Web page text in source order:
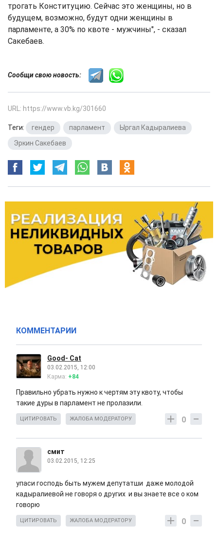
трогать Конституцию. Сейчас это женщины, но в
будущем, возможно, будут одни женщины в
парламенте, а 30% по квоте - мужчины", - сказал
Сакебаев.
Сообщи свою новость:
URL: https://www.vb.kg/301660
Теги: гендер парламент Ыргал Кадыралиева
Эркин Сакебаев
КОММЕНТАРИИ
Good- Cat
03.02.2015, 12:00
Карма: +84
Правильно убрать нужно к чертям эту квоту, чтобы
такие дуры в парламент не пролазили.
0
ЦИТИРОВАТЬ ЖАЛОБА МОДЕРАТОРУ
смит
03.02.2015, 12:25
упаси господь быть мужем депутатши даже молодой
кадыралиевой не говоря о других и вы знаете все о ком
говорю
0
ЦИТИРОВАТЬ ЖАЛОБА МОДЕРАТОРУ